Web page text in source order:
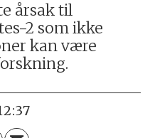
årsak til
2 som ikke
kan være